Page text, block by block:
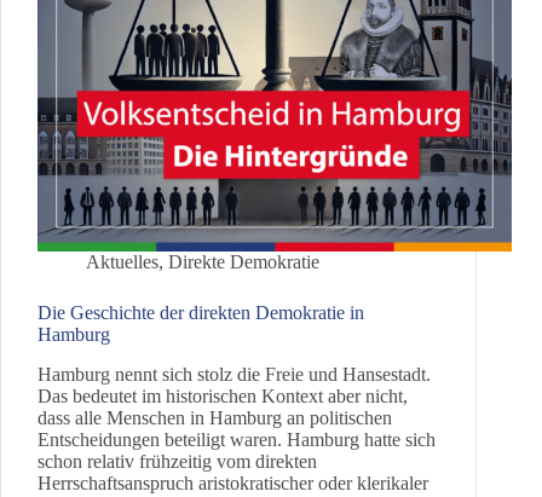
Aktuelles, Direkte Demokratie
Die Geschichte der direkten Demokratie in
Hamburg
Hamburg nennt sich stolz die Freie und Hansestadt.
Das bedeutet im historischen Kontext aber nicht,
dass alle Menschen in Hamburg an politischen
Entscheidungen beteiligt waren. Hamburg hatte sich
schon relativ frühzeitig vom direkten
Herrschaftsanspruch aristokratischer oder klerikaler